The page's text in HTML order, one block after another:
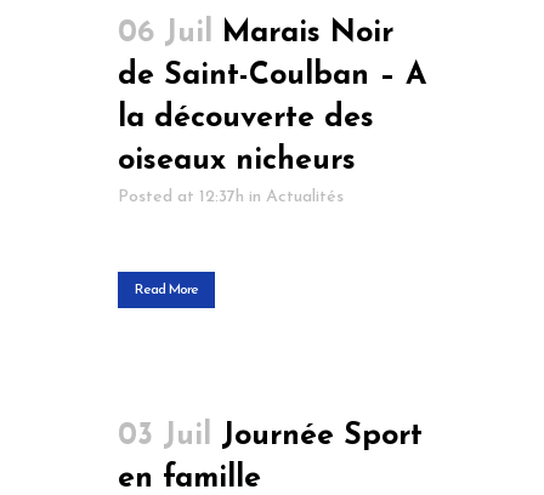
06 Juil Marais Noir
de Saint-Coulban – A
la découverte des
oiseaux nicheurs
Posted at 12:37h in Actualités
Read More
03 Juil Journée Sport
en famille